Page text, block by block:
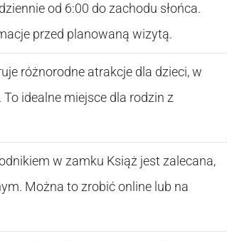
od 6:00 do zachodu słońca.
przed planowaną wizytą.
różnorodne atrakcje dla dzieci, w
idealne miejsce dla rodzin z
w zamku Książ jest zalecana,
Można to zrobić online lub na